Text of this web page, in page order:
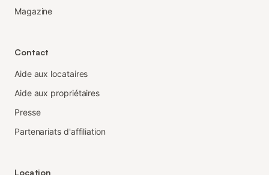
Magazine
Contact
Aide aux locataires
Aide aux propriétaires
Presse
Partenariats d'affiliation
Location